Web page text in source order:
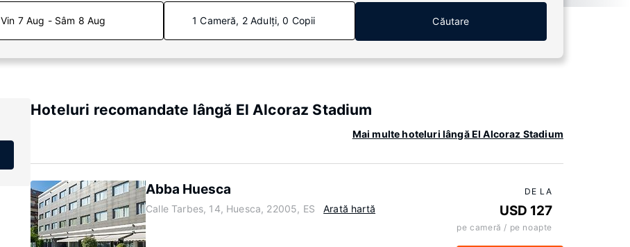
Vin 7 Aug - Sâm 8 Aug 1 Cameră, 2 Adulți, 0 Copii Căutare
Hoteluri recomandate lângă El Alcoraz Stadium
Mai multe hoteluri lângă El Alcoraz Stadium
Abba Huesca
Calle Tarbes, 14, Huesca, 22005, ES Arată hartă
DE LA
USD 127
pe cameră / pe noapte